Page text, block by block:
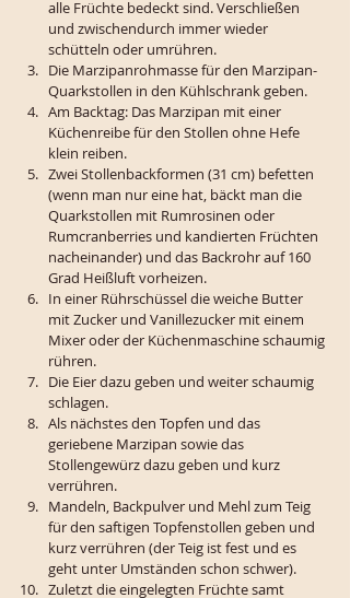
alle Früchte bedeckt sind. Verschließen
und zwischendurch immer wieder
schütteln oder umrühren.
Die Marzipanrohmasse für den Marzipan-
Quarkstollen in den Kühlschrank geben.
Am Backtag: Das Marzipan mit einer
Küchenreibe für den Stollen ohne Hefe
klein reiben.
Zwei Stollenbackformen (31 cm) befetten
(wenn man nur eine hat, bäckt man die
Quarkstollen mit Rumrosinen oder
Rumcranberries und kandierten Früchten
nacheinander) und das Backrohr auf 160
Grad Heißluft vorheizen.
In einer Rührschüssel die weiche Butter
mit Zucker und Vanillezucker mit einem
Mixer oder der Küchenmaschine schaumig
rühren.
Die Eier dazu geben und weiter schaumig
schlagen.
Als nächstes den Topfen und das
geriebene Marzipan sowie das
Stollengewürz dazu geben und kurz
verrühren.
Mandeln, Backpulver und Mehl zum Teig
für den saftigen Topfenstollen geben und
kurz verrühren (der Teig ist fest und es
geht unter Umständen schon schwer).
Zuletzt die eingelegten Früchte samt